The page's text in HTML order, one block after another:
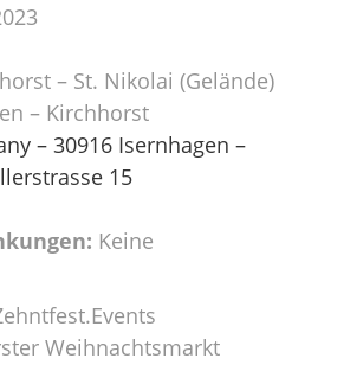
– St. Nikolai (Gelände)
– Kirchhorst
– 30916 Isernhagen –
15
Keine
Weihnachtsmarkt